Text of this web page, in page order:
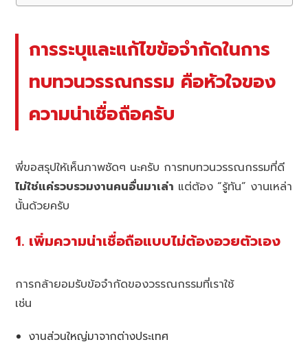
การระบุและแก้ไขข้อจำกัดในการ
ทบทวนวรรณกรรม คือหัวใจของ
ความน่าเชื่อถือครับ
พี่ขอสรุปให้เห็นภาพชัดๆ นะครับ การทบทวนวรรณกรรมที่ดี
ไม่ใช่แค่รวบรวมงานคนอื่นมาเล่า แต่ต้อง “รู้ทัน” งานเหล่า
นั้นด้วยครับ
1. เพิ่มความน่าเชื่อถือแบบไม่ต้องอวยตัวเอง
การกล้ายอมรับข้อจำกัดของวรรณกรรมที่เราใช้
เช่น
งานส่วนใหญ่มาจากต่างประเทศ